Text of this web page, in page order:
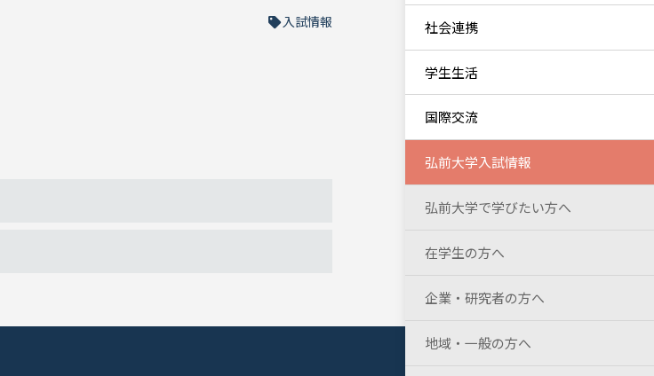
入試情報
社会連携
学生生活
国際交流
弘前大学入試情報
弘前大学で学びたい方へ
在学生の方へ
企業・研究者の方へ
地域・一般の方へ